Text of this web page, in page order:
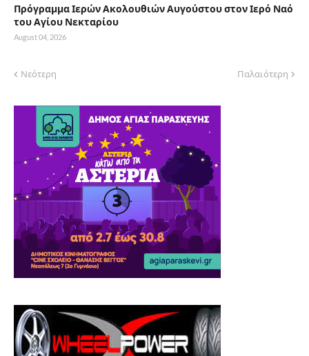
Πρόγραμμα Ιερών Ακολουθιών Αυγούστου στον Ιερό Ναό
του Αγίου Νεκταρίου
August 04, 2026
Νεότερη Παλαιότερη